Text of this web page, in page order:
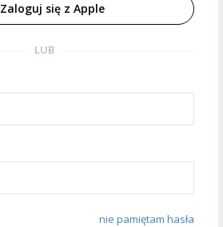
Zaloguj się z Apple
LUB
nie pamiętam hasła